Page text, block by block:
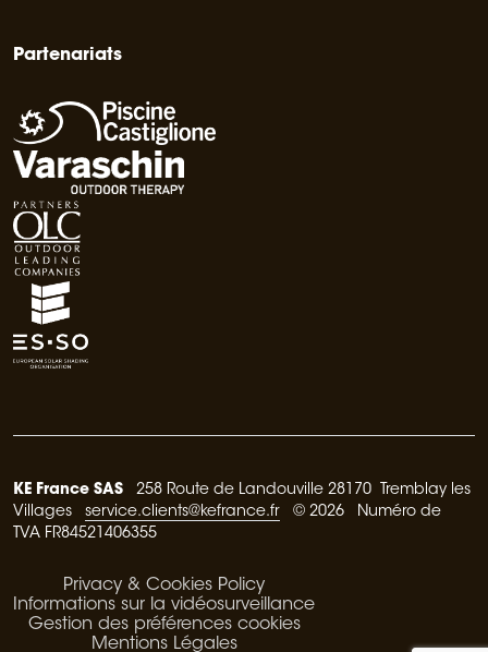
Partenariats
KE France SAS 258 Route de Landouville 28170 Tremblay les
Villages service.clients@kefrance.fr © 2026 Numéro de
TVA FR84521406355
Privacy & Cookies Policy
Informations sur la vidéosurveillance
Gestion des préférences cookies
Mentions Légales